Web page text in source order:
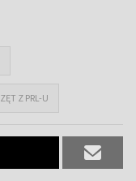
Z PRL-U